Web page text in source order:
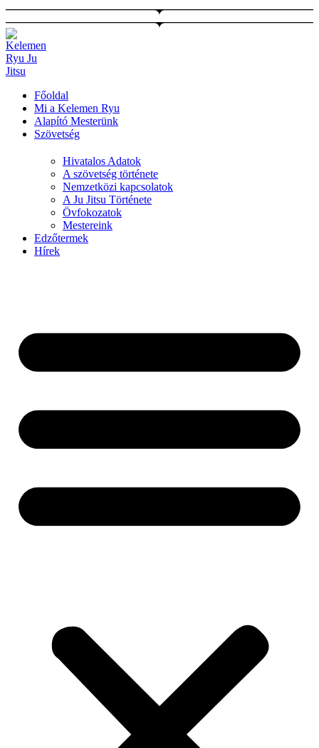
Ugrás
a
tartalomhoz
Főoldal
Mi a Kelemen Ryu
Alapító Mesterünk
Szövetség
Hivatalos Adatok
A szövetség története
Nemzetközi kapcsolatok
A Ju Jitsu Története
Övfokozatok
Mestereink
Edzőtermek
Hírek